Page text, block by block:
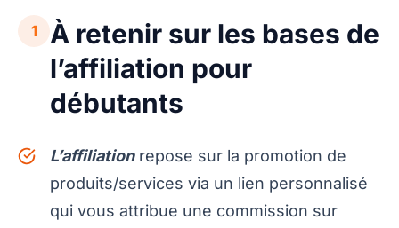
1
À retenir sur les bases de
l’affiliation pour
débutants
L’affiliationrepose sur la promotion de
produits/services via un lien personnalisé
qui vous attribue une commission sur